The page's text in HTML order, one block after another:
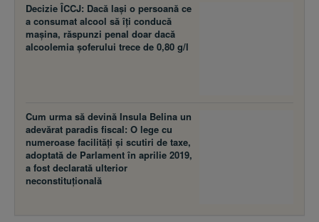
Decizie ÎCCJ: Dacă laşi o persoană ce
a consumat alcool să îţi conducă
maşina, răspunzi penal doar dacă
alcoolemia şoferului trece de 0,80 g/l
Cum urma să devină Insula Belina un
adevărat paradis fiscal: O lege cu
numeroase facilităţi şi scutiri de taxe,
adoptată de Parlament în aprilie 2019,
a fost declarată ulterior
neconstituţională